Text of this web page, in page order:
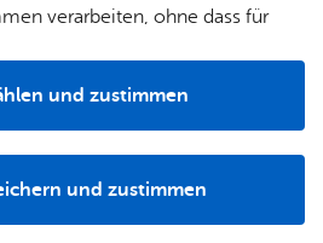
Schul­jahr ge­sucht!
Jahr? Schlie­ße dich dem Team
Fried­richs­ha­fen an und mache
verarbeiten, ohne dass für
und zustimmen
und zustimmen